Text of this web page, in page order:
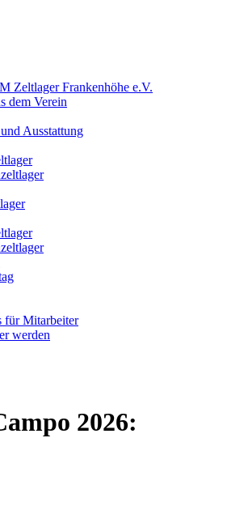
Zeltlager Frankenhöhe e.V.
dem Verein
Ausstattung
für Mitarbeiter
werden
2026: